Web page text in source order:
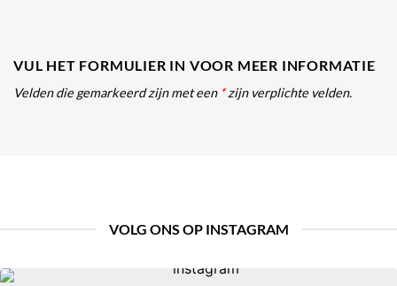
VUL HET FORMULIER IN VOOR MEER INFORMATIE
Velden die gemarkeerd zijn met een *zijn verplichte velden.
VOLG ONS OP INSTAGRAM